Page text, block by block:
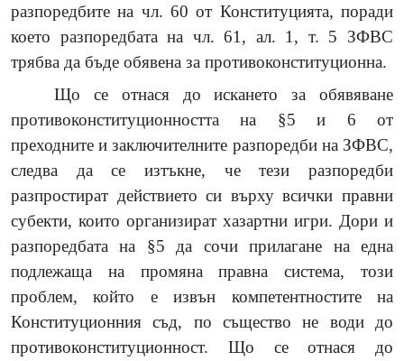
разпоредбите на чл. 60 от Конституцията, поради
което разпоредбата на чл. 61, ал. 1, т. 5 ЗФВС
трябва да бъде обявена за противоконституционна.
Що се отнася до искането за обявяване
противоконституционността на §5 и 6 от
преходните и заключителните разпоредби на ЗФВС,
следва да се изтъкне, че тези разпоредби
разпростират действието си върху всички правни
субекти, които организират хазартни игри. Дори и
разпоредбата на §5 да сочи прилагане на една
подлежаща на промяна правна система, този
проблем, който е извън компетентностите на
Конституционния съд, по същество не води до
противоконституционност. Що се отнася до